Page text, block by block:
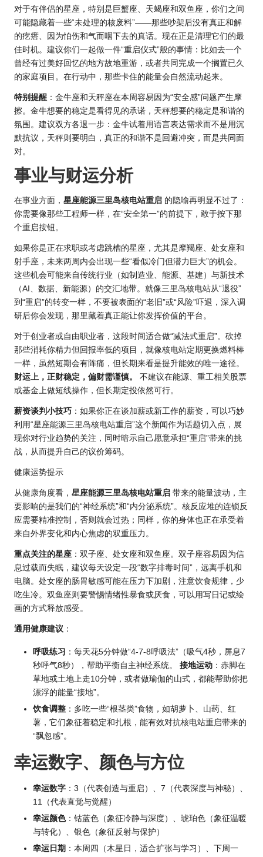
对于有伴侣的星座，特别是巨蟹座、天蝎座和双鱼座，你们之间
可能隐藏着一些“未处理的核废料”——那些吵架后没有真正和解
的疙瘩、因为怕伤和气而咽下去的真话。现在正是清理它们的最
佳时机。建议你们一起做一件“重启仪式”般的事情：比如去一个
曾经有过美好回忆的地方故地重游，或者共同完成一个搁置已久
的家庭项目。在行动中，那些卡住的能量会自然流动起来。
特别提醒 ：金牛座和天秤座在本周容易因为“安全感”问题产生摩
擦。金牛想要的稳定是看得见的承诺，天秤想要的稳定是和谐的
氛围。建议双方各退一步：金牛试着用语言表达需求而不是用沉
默抗议，天秤则要明白，真正的和谐不是回避冲突，而是共同面
对。
事业与财运分析
在事业方面， 星座能源三里岛核电站重启 的隐喻再明显不过了：
你需要像那些工程师一样，在“安全第一”的前提下，敢于按下那
个重启按钮。
如果你是正在求职或考虑跳槽的星座，尤其是摩羯座、处女座和
射手座，未来两周内会出现一些“看似冷门但潜力巨大”的机会。
这些机会可能来自传统行业（如制造业、能源、基建）与新技术
（AI、数据、新能源）的交汇地带。就像三里岛核电站从“退役”
到“重启”的转变一样，不要被表面的“老旧”或“风险”吓退，深入调
研后你会发现，那里藏着真正能让你发挥价值的平台。
对于创业者或自由职业者，这段时间适合做“减法式重启”。砍掉
那些消耗你精力但回报率低的项目，就像核电站定期更换燃料棒
一样，虽然短期会有阵痛，但长期来看是提升能效的唯一途径。
财运上，正财稳定，偏财需谨慎。
不建议在能源、重工相关股票
或基金上做短线操作，但长期定投依然可行。
薪资谈判小技巧 ：如果你正在谈加薪或新工作的薪资，可以巧妙
利用“星座能源三里岛核电站重启”这个新闻作为话题切入点，展
现你对行业趋势的关注，同时暗示自己愿意承担“重启”带来的挑
战，从而提升自己的议价筹码。
健康运势提示
从健康角度看， 星座能源三里岛核电站重启 带来的能量波动，主
要影响的是我们的“神经系统”和“内分泌系统”。核反应堆的连锁反
应需要精准控制，否则就会过热；同样，你的身体也正在承受着
来自外界变化和内心焦虑的双重压力。
重点关注的星座 ：双子座、处女座和双鱼座。双子座容易因为信
息过载而失眠，建议每天设定一段“数字排毒时间”，远离手机和
电脑。处女座的肠胃敏感可能在压力下加剧，注意饮食规律，少
吃生冷。双鱼座则要警惕情绪性暴食或厌食，可以用写日记或绘
画的方式释放感受。
通用健康建议 ：
呼吸练习 ：每天花5分钟做“4-7-8呼吸法”（吸气4秒，屏息7
秒呼气8秒），帮助平衡自主神经系统。 接地运动 ：赤脚在
草地或土地上走10分钟，或者做瑜伽的山式，都能帮助你把
漂浮的能量“接地”。
饮食调整 ：多吃一些“根茎类”食物，如胡萝卜、山药、红
薯，它们象征着稳定和扎根，能有效对抗核电站重启带来的
“飘忽感”。
幸运数字、颜色与方位
幸运数字 ：3（代表创造与重启）、7（代表深度与神秘）、
11（代表直觉与觉醒）
幸运颜色：钴蓝色（象征冷静与深度）、琥珀色（象征温暖
与转化）、银色（象征反射与保护）
幸运日期 ：本周四（木星日，适合扩张与学习）、下周一